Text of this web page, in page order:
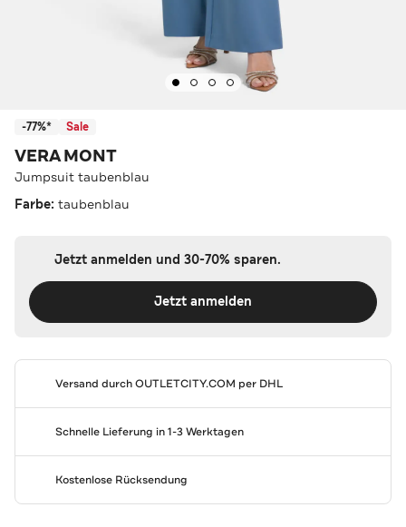
-77%* Sale
VERA MONT
Jumpsuit taubenblau
Farbe: taubenblau
Jetzt anmelden und 30-70% sparen.
Jetzt anmelden
Versand durchOUTLETCITY.COM per DHL
Schnelle Lieferung in 1-3 Werktagen
Kostenlose Rücksendung